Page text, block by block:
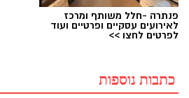
פנתרה -חלל משותף ומרכז
לאירועים עסקיים ופרטיים ועוד
לפרטים לחצו >>
כתבות נוספות